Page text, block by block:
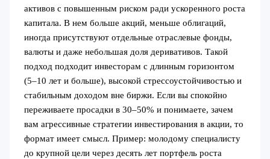
активов с повышенным риском ради ускоренного роста
капитала. В нем больше акций, меньше облигаций,
иногда присутствуют отдельные отраслевые фонды,
валюты и даже небольшая доля деривативов. Такой
подход подходит инвесторам с длинным горизонтом
(5–10 лет и больше), высокой стрессоустойчивостью и
стабильным доходом вне биржи. Если вы спокойно
переживаете просадки в 30–50% и понимаете, зачем
вам агрессивные стратегии инвестирования в акции, то
формат имеет смысл. Пример: молодому специалисту
до крупной цели через десять лет портфель роста